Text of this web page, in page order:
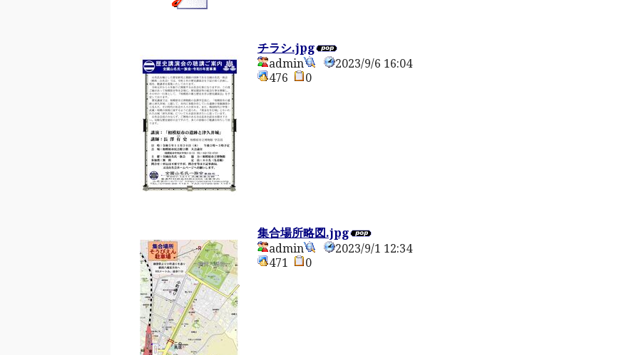
チラシ.jpg
admin
2023/9/6 16:04
476
0
集合場所略図.jpg
admin
2023/9/1 12:34
471
0